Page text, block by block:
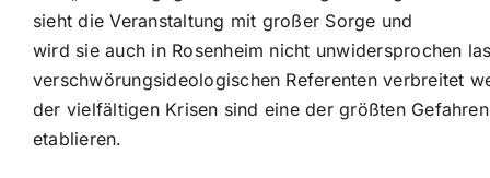
sieht die Veranstaltung mit großer Sorge und
wird sie auch in Rosenheim nicht unwidersprochen
verschwörungsideologischen Referenten verbreitet
der vielfältigen Krisen sind eine der größten
etablieren.